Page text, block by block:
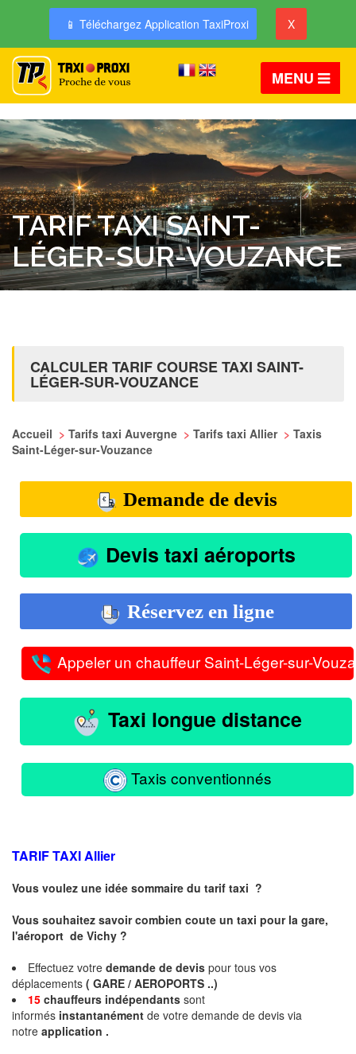
📱 Téléchargez Application TaxiProxi X
MENU
TARIF TAXI SAINT-
LÉGER-SUR-VOUZANCE
CALCULER TARIF COURSE TAXI SAINT-
LÉGER-SUR-VOUZANCE
Accueil > Tarifs taxi Auvergne > Tarifs taxi Allier > Taxis
Saint-Léger-sur-Vouzance
Demande de devis
Devis taxi aéroports
Réservez en ligne
Appeler un chauffeur Saint-Léger-sur-
Taxi longue distance
Taxis conventionnés
TARIF TAXIAllier
Vous voulez une idée sommaire du tarif taxi ?
Vous souhaitez savoir combien coute un taxi pour la gare,
l'aéroport de Vichy ?
Effectuez votre demande de devis pour tous vos
déplacements ( GARE / AEROPORTS ..)
15 chauffeurs indépendants sont
informés instantanément de votre demande de devis via
notre application .